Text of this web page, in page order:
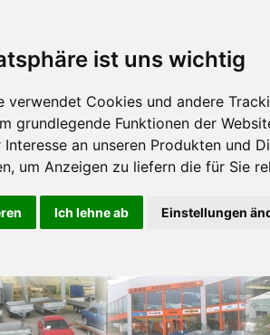
ist uns wichtig
verwendet Cookies und andere
grundlegende Funktionen der
Interesse an unseren Produkten und
, um Anzeigen zu liefern die für Sie
Ich lehne ab Einstellungen